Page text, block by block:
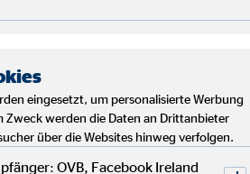
—
AG
eingesetzt, um personalisierte Werbung
Zweck werden die Daten an Drittanbieter
über die Websites hinweg verfolgen.
OVB, Facebook Ireland